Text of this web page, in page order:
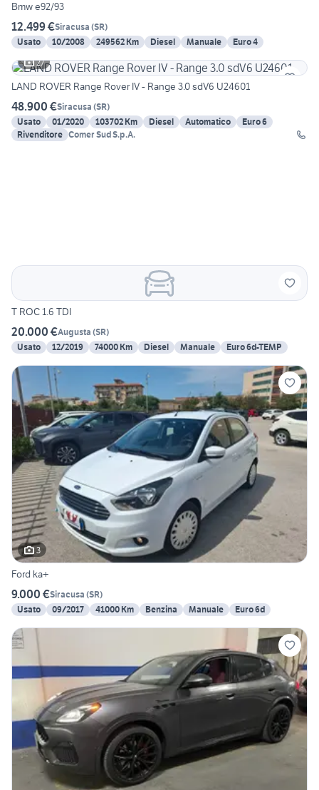
Bmw e92/93
12.499 €Siracusa (SR)
Usato
10/2008 249562 Km Diesel Manuale
Euro 4
27
LAND ROVER Range Rover IV - Range 3.0 sdV6 U24601
48.900 €Siracusa (SR)
Usato
01/2020 103702 Km Diesel Automatico
Euro 6
Rivenditore Comer Sud S.p.A.
T ROC 1.6 TDI
20.000 €Augusta (SR)
Usato
12/2019 74000 Km Diesel Manuale Euro 6d-TEMP
3
Ford ka+
9.000 €Siracusa (SR)
Usato
09/2017 41000 Km Benzina Manuale Euro 6d